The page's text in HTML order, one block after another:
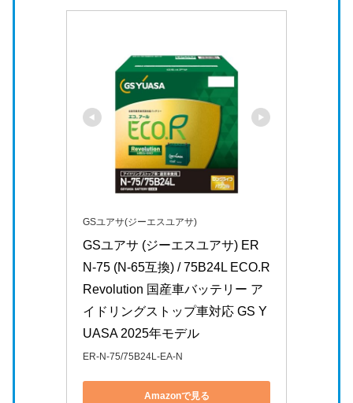
GSユアサ(ジーエスユアサ)
GSユアサ (ジーエスユアサ) ER
N-75 (N-65互換) / 75B24L ECO.R
Revolution 国産車バッテリー ア
イドリングストップ車対応 GS Y
UASA 2025年モデル
ER-N-75/75B24L-EA-N
Amazonで見る